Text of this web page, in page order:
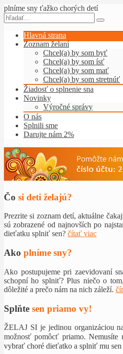
plníme sny ťažko chorých detí
Hlavná strana
Zoznam želaní
Chcel(a) by som byť
Chcel(a) by som ísť
Chcel(a) by som mať
Chcel(a) by som stretnúť
Žiadosť o splnenie sna
Novinky
Výročné správy
O nás
Splnili sme
Darujte nám 2%
Čo si deti želajú?
Prezrite si zoznam detí, aktuálne
sú zobrazené od najnovších po
dieťatku splniť sen? čítať viac
Ako plníme sny?
Ako postupujeme pri zaevidovaní
schopní ho splniť? Plus niečo o
dôležité a prečo nám na nich záleží.
Splňte sen priamo vy!
ŽELAJ SI je jedinou organizáciou
možnosť pomôcť priamo.Nemusíte
vybrať choré dieťatko a splniť mu
Čítať viac...